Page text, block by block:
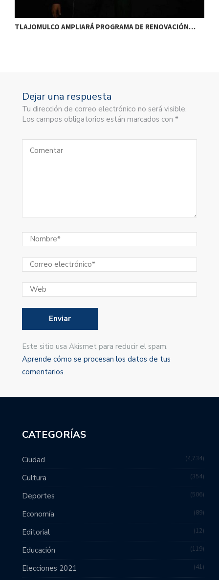
TLAJOMULCO AMPLIARÁ PROGRAMA DE RENOVACIÓN…
Dejar una respuesta
Tu dirección de correo electrónico no será visible.
Los campos obligatorios están marcados con *
Este sitio usa Akismet para reducir el spam.
Aprende cómo se procesan los datos de tus
comentarios.
CATEGORÍAS
Ciudad 4,734
Cultura 354
Deportes 506
Economía 89
Editorial 12
Educación 119
Elecciones 2021 41